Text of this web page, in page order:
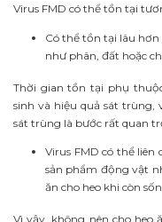
Virus FMD có thể tồn tại
Có thể tồn tại lâu
như phân, đất hoặc
Thời gian tồn tại phụ
sinh và hiệu quả sát trùng,
sát trùng là bước rất quan
Virus FMD có thể
sản phẩm động vật
ăn cho heo khi còn
Vì vậy, không nên cho